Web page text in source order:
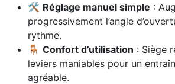
🛠️ Réglage manuel simple :
progressivement l’angle
rythme.
🪑 Confort d’utilisation : Siège
leviers maniables pour un
agréable.